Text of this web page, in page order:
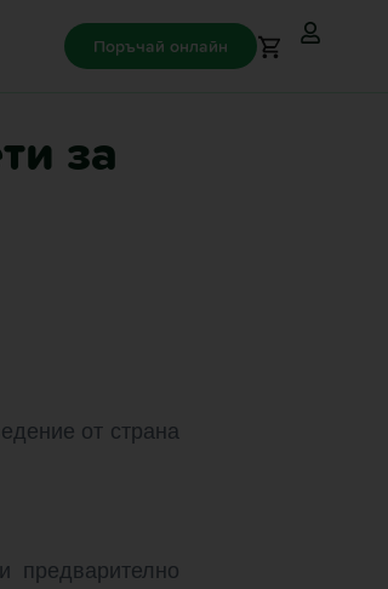
Поръчай онлайн
за
от страна
предварително